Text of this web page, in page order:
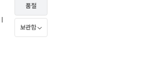
|
품절
보관함